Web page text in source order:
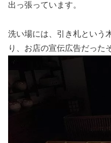
出っ張っています。
洗い場には、引き札という
り、お店の宣伝広告だった